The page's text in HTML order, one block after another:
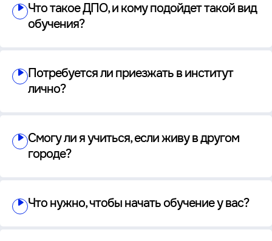
Что такое ДПО, и кому подойдет такой вид
обучения?
Потребуется ли приезжать в институт
лично?
Смогу ли я учиться, если живу в другом
городе?
Что нужно, чтобы начать обучение у вас?